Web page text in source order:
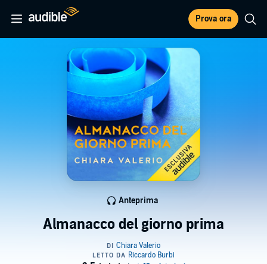
Prova ora
Almanacco del giorno prima
Anteprima